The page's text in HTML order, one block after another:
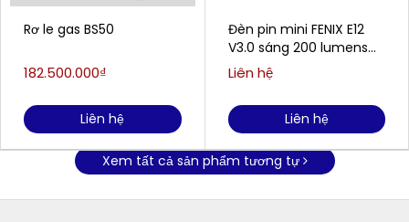
Rơ le gas BS50
182.500.000₫
Liên hệ
Đèn pin mini FENIX E12
V3.0 sáng 200 lumens
chiếu xa 78m
Liên hệ
Liên hệ
Xem tất cả sản phẩm tương tự